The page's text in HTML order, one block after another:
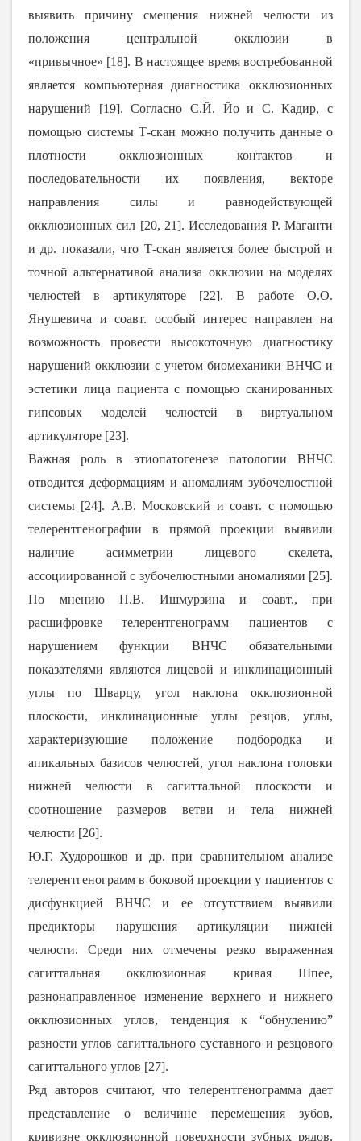
выявить причину смещения нижней челюсти из
положения центральной окклюзии в
«привычное» [18]. В настоящее время востребованной
является компьютерная диагностика окклюзионных
нарушений [19]. Согласно С.Й. Йо и С. Кадир, с
помощью системы Т-скан можно получить данные о
плотности окклюзионных контактов и
последовательности их появления, векторе
направления силы и равнодействующей
окклюзионных сил [20, 21]. Исследования Р. Маганти
и др. показали, что Т-скан является более быстрой и
точной альтернативой анализа окклюзии на моделях
челюстей в артикуляторе [22]. В работе О.О.
Янушевича и соавт. особый интерес направлен на
возможность провести высокоточную диагностику
нарушений окклюзии с учетом биомеханики ВНЧС и
эстетики лица пациента с помощью сканированных
гипсовых моделей челюстей в виртуальном
артикуляторе [23].
Важная роль в этиопатогенезе патологии ВНЧС
отводится деформациям и аномалиям зубочелюстной
системы [24]. А.В. Московский и соавт. с помощью
телерентгенографии в прямой проекции выявили
наличие асимметрии лицевого скелета,
ассоциированной с зубочелюстными аномалиями [25].
По мнению П.В. Ишмурзина и соавт., при
расшифровке телерентгенограмм пациентов с
нарушением функции ВНЧС обязательными
показателями являются лицевой и инклинационный
углы по Шварцу, угол наклона окклюзионной
плоскости, инклинационные углы резцов, углы,
характеризующие положение подбородка и
апикальных базисов челюстей, угол наклона головки
нижней челюсти в сагиттальной плоскости и
соотношение размеров ветви и тела нижней
челюсти [26].
Ю.Г. Худорошков и др. при сравнительном анализе
телерентгенограмм в боковой проекции у пациентов с
дисфункцией ВНЧС и ее отсутствием выявили
предикторы нарушения артикуляции нижней
челюсти. Среди них отмечены резко выраженная
сагиттальная окклюзионная кривая Шпее,
разнонаправленное изменение верхнего и нижнего
окклюзионных углов, тенденция к “обнулению”
разности углов сагиттального суставного и резцового
сагиттального углов [27].
Ряд авторов считают, что телерентгенограмма дает
представление о величине перемещения зубов,
кривизне окклюзионной поверхности зубных рядов,